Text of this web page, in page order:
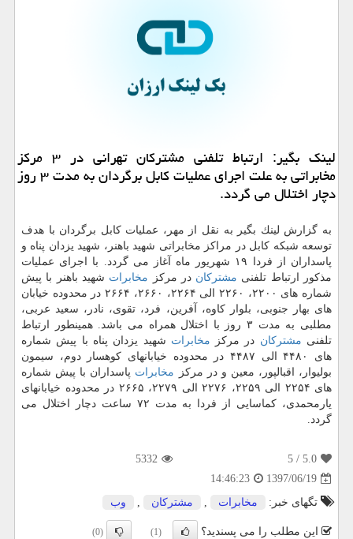
لینك بگیر: ارتباط تلفنی مشتركان تهرانی در ۳ مركز
مخابراتی به علت اجرای عملیات كابل برگردان به مدت ۳ روز
دچار اختلال می گردد.
به گزارش لینك بگیر به نقل از مهر، عملیات كابل برگردان با هدف
توسعه شبكه كابل در مراكز مخابراتی شهید باهنر، شهید یزدان پناه و
پاسداران از فردا ۱۹ شهریور ماه آغاز می گردد. با اجرای عملیات
مذكور ارتباط تلفنی مشتركان در مركز مخابرات شهید باهنر با پیش
شماره های ۲۲۰۰، ۲۲۶۰ الی ۲۲۶۴، ۲۶۶۰، ۲۶۶۴ در محدوده خیابان
های بهار جنوبی، بلوار كاوه، آفرین، فرد، تقوی، نادر، سعید عربی،
مطلبی به مدت ۳ روز با اختلال همراه می باشد. همینطور ارتباط
تلفنی مشتركان در مركز مخابرات شهید یزدان پناه با پیش شماره
های ۴۴۸۰ الی ۴۴۸۷ در محدوده خیابانهای كوهسار دوم، سیمون
بولیوار، اقبالپور، معین و در مركز مخابرات پاسداران با پیش شماره
های ۲۲۵۴ الی ۲۲۵۹، ۲۲۷۶ الی ۲۲۷۹، ۲۶۶۵ در محدوده خیابانهای
یارمحمدی، كماسایی از فردا به مدت ۷۲ ساعت دچار اختلال می
گردد.
5.0
/ 5
5332
1397/06/19
14:46:23
تگهای خبر:
مخابرات , مشتركان , وب
این مطلب را می پسندید؟ (1)
(0)